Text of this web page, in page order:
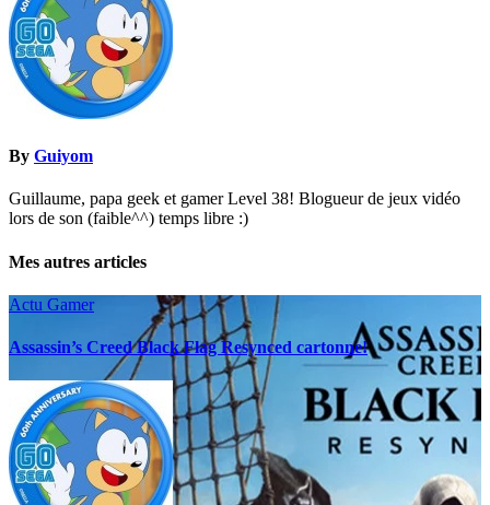
By Guiyom
Guillaume, papa geek et gamer Level 38! Blogueur de jeux vidéo
lors de son (faible^^) temps libre :)
Mes autres articles
Actu Gamer
Assassin’s Creed Black Flag Resynced cartonne!